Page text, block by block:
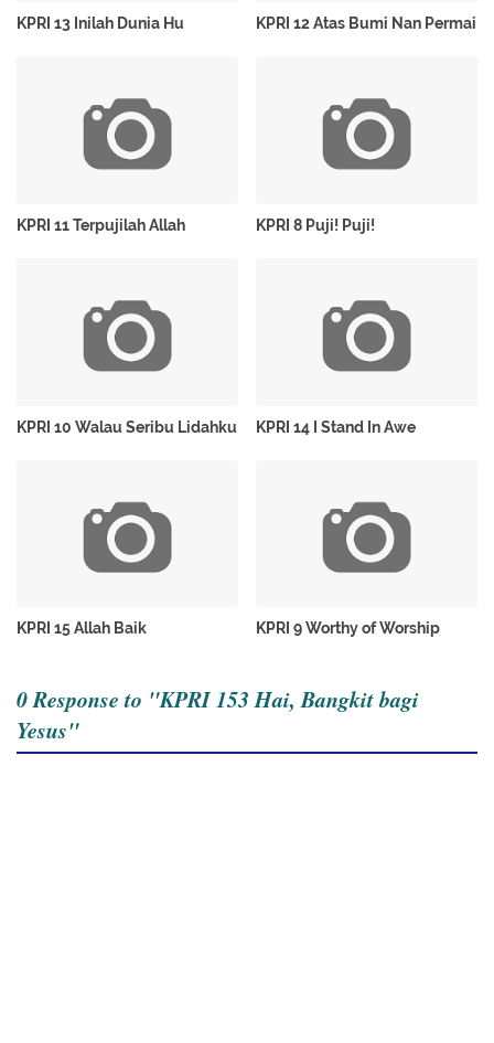
KPRI 13 Inilah Dunia Hu KPRI 12 Atas Bumi Nan Permai
KPRI 11 Terpujilah Allah KPRI 8 Puji! Puji!
KPRI 10 Walau Seribu Lidahku KPRI 14 I Stand In Awe
KPRI 15 Allah Baik KPRI 9 Worthy of Worship
0 Response to "KPRI 153 Hai, Bangkit bagi
Yesus"